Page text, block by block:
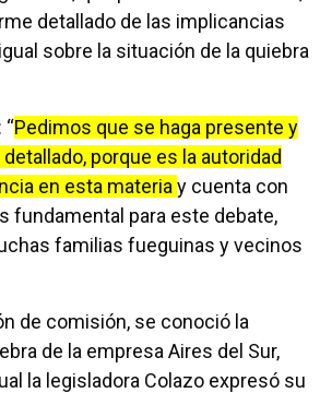
detallado de las implicancias
sobre la situación de la quiebra
Pedimos que se haga presente y
porque es la autoridad
en esta materia y cuenta con
fundamental para este debate,
familias fueguinas y vecinos
de comisión, se conoció la
de la empresa Aires del Sur,
la legisladora Colazo expresó su